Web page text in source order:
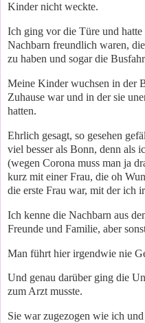
Kinder nicht weckte.
Ich ging vor die Türe und
Nachbarn freundlich waren,
zu haben und sogar die
Meine Kinder wuchsen in der
Zuhause war und in der sie
hatten.
Ehrlich gesagt, so gesehen
viel besser als Bonn, denn als
(wegen Corona muss man ja
kurz mit einer Frau, die oh
die erste Frau war, mit der ich
Ich kenne die Nachbarn aus
Freunde und Familie, aber
Man führt hier irgendwie nie
Und genau darüber ging die
zum Arzt musste.
Sie war zugezogen wie ich